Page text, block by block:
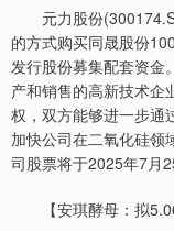
元力股份
的方式购买同晟股份
发行股份募集配套资金
产和销售的高新技术企
权，双方能够进一步通
加快公司在二氧化硅领
司股票将于2025年7月
【安琪酵母：拟5.06